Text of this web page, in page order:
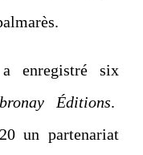
a enregistré six
Éditions.
un partenariat